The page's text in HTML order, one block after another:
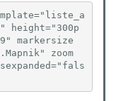
height="300p
markersize
zoom